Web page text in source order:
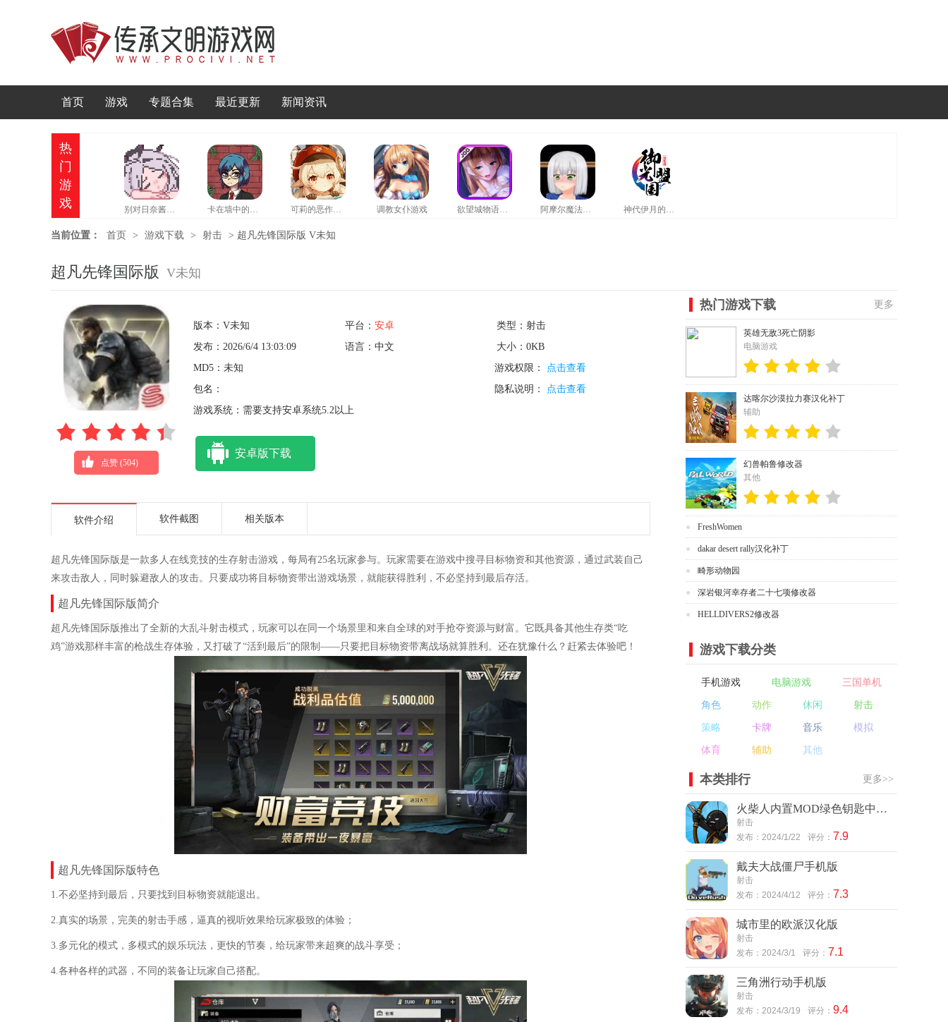
首页 游戏 专题合集 最近更新 新闻资讯
热
门
游
戏
别对日奈酱做坏事游戏 卡在墙中的少女手机版 可莉的恶作剧汉化版 调教女仆游戏 欲望城物语手游 阿摩尔魔法学园安卓版 神代伊月的选举战巴比伦汉化版
当前位置： 首页 > 游戏下载 > 射击 > 超凡先锋国际版 V未知
超凡先锋国际版 V未知
点赞 (504)
版本：V未知 平台： 安卓
类型：射击
发布：2026/6/4 13:03:09
语言：中文
大小：0KB
MD5：未知
游戏权限： 点击查看
包名：
隐私说明： 点击查看
游戏系统：需要支持安卓系统5.2以上
安卓版下载
软件介绍 软件截图 相关版本
超凡先锋国际版是一款多人在线竞技的生存射击游戏，每局有25名玩家参与。玩家需要在游戏中搜寻目标物资和其他资源，通过武装自己
来攻击敌人，同时躲避敌人的攻击。只要成功将目标物资带出游戏场景，就能获得胜利，不必坚持到最后存活。
超凡先锋国际版简介
超凡先锋国际版推出了全新的大乱斗射击模式，玩家可以在同一个场景里和来自全球的对手抢夺资源与财富。它既具备其他生存类“吃
鸡”游戏那样丰富的枪战生存体验，又打破了“活到最后”的限制——只要把目标物资带离战场就算胜利。还在犹豫什么？赶紧去体验吧！
超凡先锋国际版特色
1.不必坚持到最后，只要找到目标物资就能退出。
2.真实的场景，完美的射击手感，逼真的视听效果给玩家极致的体验；
3.多元化的模式，多模式的娱乐玩法，更快的节奏，给玩家带来超爽的战斗享受；
4.各种各样的武器，不同的装备让玩家自己搭配。
热门游戏下载 更多
英雄无敌3死亡阴影
电脑游戏
达喀尔沙漠拉力赛汉化补丁
辅助
幻兽帕鲁修改器
其他
FreshWomen
dakar desert rally汉化补丁
畸形动物园
深岩银河幸存者二十七项修改器
HELLDIVERS2修改器
游戏下载分类
手机游戏 电脑游戏 三国单机
角色 动作 休闲 射击
策略 卡牌 音乐 模拟
体育 辅助 其他
本类排行 更多>>
火柴人内置MOD绿色钥匙中文版
射击
发布：2024/1/22
评分： 7.9
戴夫大战僵尸手机版
射击
发布：2024/4/12
评分： 7.3
城市里的欧派汉化版
射击
发布：2024/3/1
评分： 7.1
三角洲行动手机版
射击
发布：2024/3/19
评分： 9.4